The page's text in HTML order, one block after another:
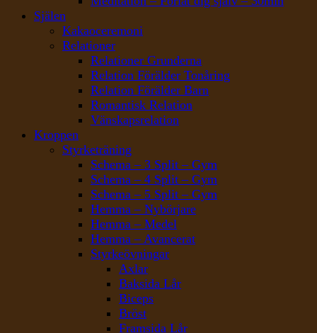
Själen
Kakaoceremoni
Relationer
Relationer Grunderna
Relation Förälder Tonåring
Relation Förälder Barn
Romantisk Relation
Vänskapsrelation
Kroppen
Styrketräning
Schema – 3 Split – Gym
Schema – 4 Split – Gym
Schema – 5 Split – Gym
Hemma – Nybörjare
Hemma – Medel
Hemma – Avancerat
Styrkeövningar
Axlar
Baksida Lår
Biceps
Bröst
Framsida Lår